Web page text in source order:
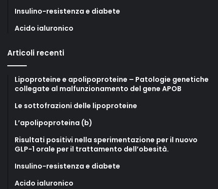
Insulino-resistenza e diabete
Acido ialuronico
Articoli recenti
Lipoproteine e apolipoproteine – Patologie genetiche
collegate al malfunzionamento del gene APOB
Le sottofrazioni delle lipoproteine
L’apolipoproteina (b)
Risultati positivi nella sperimentazione per il nuovo
GLP-1 orale per il trattamento dell’obesità.
Insulino-resistenza e diabete
Acido ialuronico